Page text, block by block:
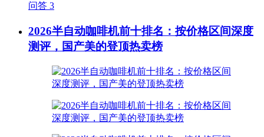
问答 3
2026半自动咖啡机前十排名：按价格区间深度
测评，国产美的登顶热卖榜